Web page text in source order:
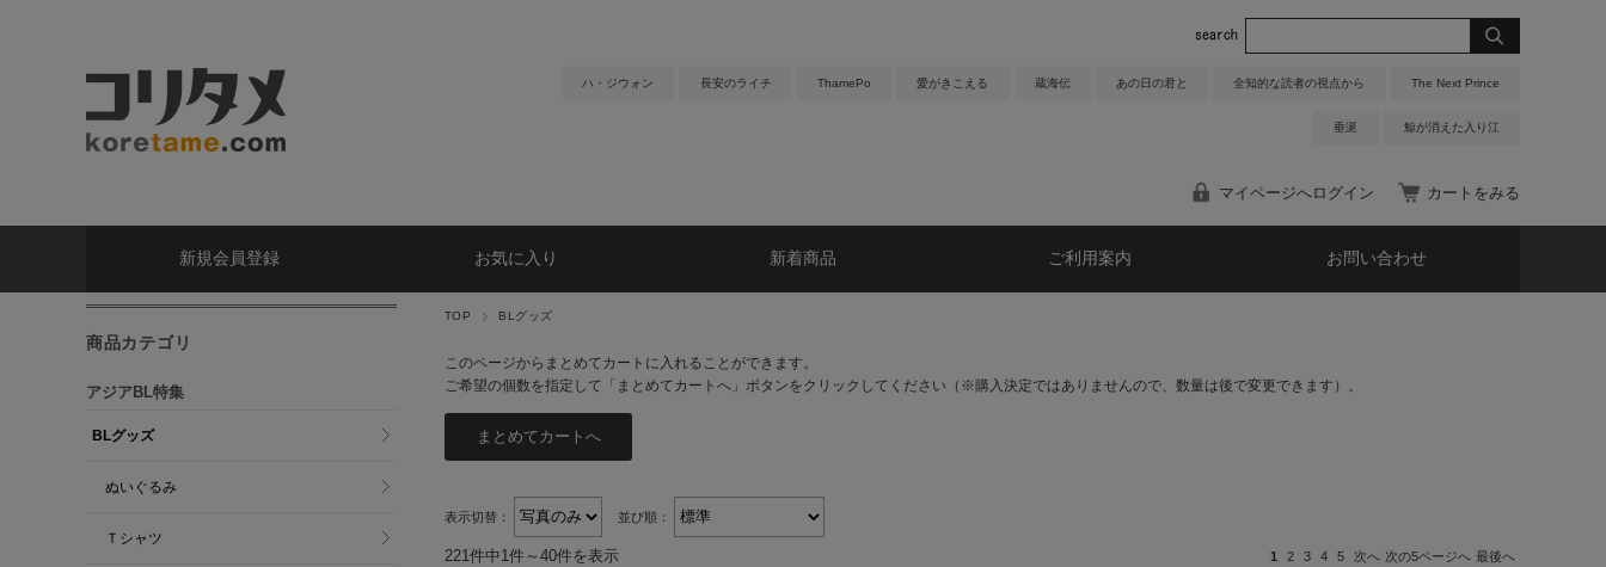
ハ・ジウォン 長安のライチ ThamePo 愛がきこえる 蔵海伝 あの日の君と 全知的な読者の視点から The Next Prince
垂涎 鯨が消えた入り江
マイページへログイン カートをみる
新規会員登録 お気に入り 新着商品 ご利用案内 お問い合わせ
TOP BLグッズ
このページからまとめてカートに入れることができます。
ご希望の個数を指定して「まとめてカートへ」ボタンをクリックしてください（※購入決定ではありませんので、数量は後で変更できます）。
表示切替： 並び順：
221件中1件～40件を表示 1 2 3 4 5 次へ 次の5ページへ 最後へ
商品カテゴリ
アジアBL特集
BLグッズ
ぬいぐるみ
Ｔシャツ